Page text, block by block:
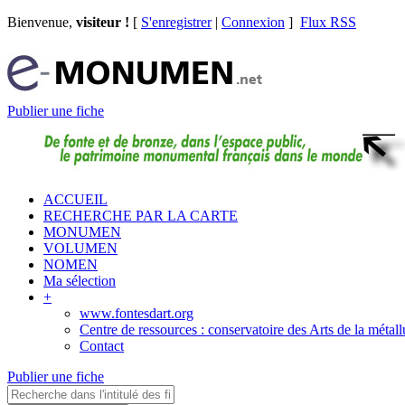
Bienvenue, visiteur ! [ S'enregistrer| Connexion ] Flux RSS
Publier une fiche
ACCUEIL
RECHERCHE PAR LA CARTE
MONUMEN
VOLUMEN
NOMEN
Ma sélection
+
www.fontesdart.org
Centre de ressources : conservatoire des Arts de la
Contact
Publier une fiche